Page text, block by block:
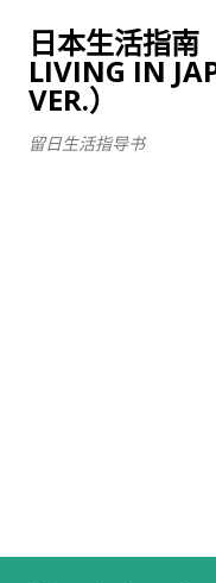
日本生活指南
LIVING IN
VER.）
留日生活指导书